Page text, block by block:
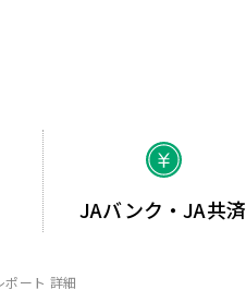
JAバンク・JA共済
ポート 詳細